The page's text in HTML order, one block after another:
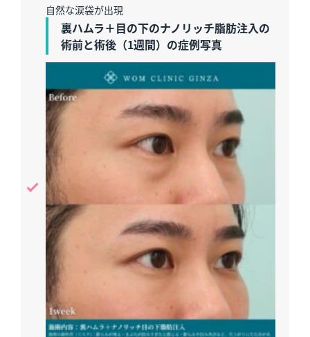
自然な涙袋が出現
裏ハムラ＋目の下のナノリッチ脂肪注入の
術前と術後（1週間）の症例写真